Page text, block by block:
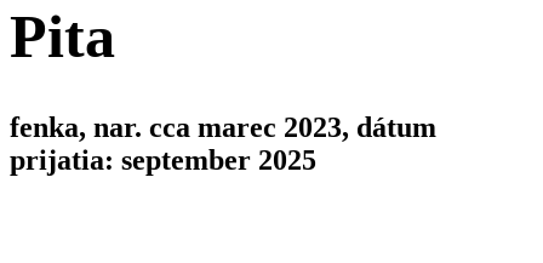
Pita
fenka, nar. cca marec 2023, dátum
prijatia: september 2025